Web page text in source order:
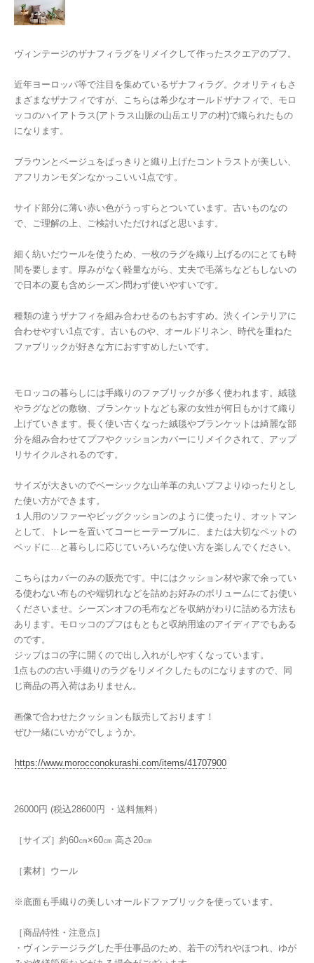
ヴィンテージのザナフィラグをリメイクして作ったスクエアのプフ。
近年ヨーロッパ等で注目を集めているザナフィラグ。クオリティもさ
まざまなザナフィですが、こちらは希少なオールドザナフィで、モロ
ッコのハイアトラス(アトラス山脈の山岳エリアの村)で織られたもの
になります。
ブラウンとベージュをぱっきりと織り上げたコントラストが美しい、
アフリカンモダンなかっこいい1点です。
サイド部分に薄い赤い色がうっすらとついています。古いものなの
で、ご理解の上、ご検討いただければと思います。
細く紡いだウールを使うため、一枚のラグを織り上げるのにとても時
間を要します。厚みがなく軽量ながら、丈夫で毛落ちなどもしないの
で日本の夏も含めシーズン問わず使いやすいです。
種類の違うザナフィを組み合わせるのもおすすめ。渋くインテリアに
合わせやすい1点です。古いものや、オールドリネン、時代を重ねた
ファブリックが好きな方におすすめしたいです。
モロッコの暮らしには手織りのファブリックが多く使われます。絨毯
やラグなどの敷物、ブランケットなども家の女性が何日もかけて織り
上げていきます。長く使い古くなった絨毯やブランケットは綺麗な部
分を組み合わせてプフやクッションカバーにリメイクされて、アップ
リサイクルされるのです。
サイズが大きいのでベーシックな山羊革の丸いプフよりゆったりとし
た使い方ができます。
１人用のソファーやビッグクッションのように使ったり、オットマン
として、トレーを置いてコーヒーテーブルに、または大切なペットの
ベッドに…と暮らしに応じていろいろな使い方を楽しんでください。
こちらはカバーのみの販売です。中にはクッション材や家で余ってい
る使わない布ものや端切れなどを詰めお好みのボリュームにてお使い
くださいませ。シーズンオフの毛布などを収納がわりに詰める方法も
あります。モロッコのプフはもともと収納用途のアイディアでもある
のです。
ジップはコの字に開くので出し入れがしやすくなっています。
1点ものの古い手織りのラグをリメイクしたものになりますので、同
じ商品の再入荷はありません。
画像で合わせたクッションも販売しております！
ぜひ一緒にいかがでしょうか。
https://www.morocconokurashi.com/items/41707900
26000円 (税込28600円 ・送料無料）
［サイズ］約60㎝×60㎝ 高さ20㎝
［素材］ウール
※底面も手織りの美しいオールドファブリックを使っています。
［商品特性・注意点］
・ヴィンテージラグした手仕事品のため、若干の汚れやほつれ、ゆが